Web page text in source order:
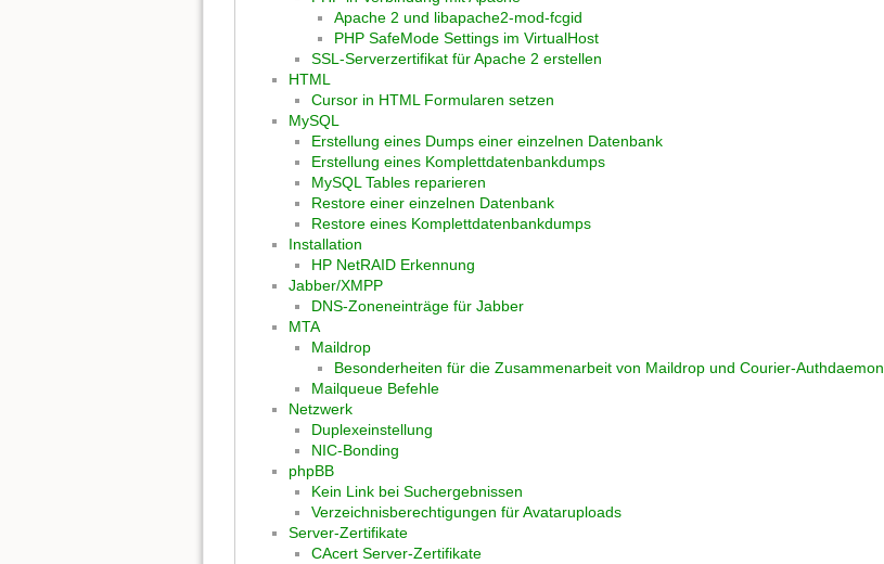
Apache 2 und libapache2-mod-fcgid
PHP SafeMode Settings im VirtualHost
SSL-Serverzertifikat für Apache 2 erstellen
HTML
Cursor in HTML Formularen setzen
MySQL
Erstellung eines Dumps einer einzelnen Datenbank
Erstellung eines Komplettdatenbankdumps
MySQL Tables reparieren
Restore einer einzelnen Datenbank
Restore eines Komplettdatenbankdumps
Installation
HP NetRAID Erkennung
Jabber/XMPP
DNS-Zoneneinträge für Jabber
MTA
Maildrop
Besonderheiten für die Zusammenarbeit von Maildrop und Courier-Authdaemon
Mailqueue Befehle
Netzwerk
Duplexeinstellung
NIC-Bonding
phpBB
Kein Link bei Suchergebnissen
Verzeichnisberechtigungen für Avataruploads
Server-Zertifikate
CAcert Server-Zertifikate